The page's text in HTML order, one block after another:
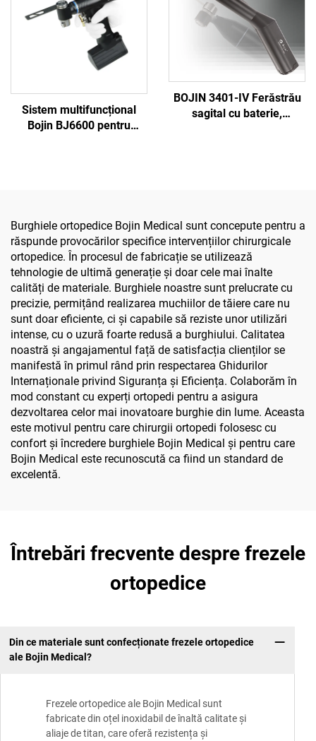
Sistem multifuncțional
Bojin BJ6600 pentru
traumatică și articulară
BOJIN 3401-IV Ferăstrău
sagital cu baterie,
Burghiele ortopedice Bojin Medical sunt concepute pentru a
răspunde provocărilor specifice intervențiilor chirurgicale
ortopedice. În procesul de fabricație se utilizează
tehnologie de ultimă generație și doar cele mai înalte
calități de materiale. Burghiele noastre sunt prelucrate cu
precizie, permițând realizarea muchiilor de tăiere care nu
sunt doar eficiente, ci și capabile să reziste unor utilizări
intense, cu o uzură foarte redusă a burghiului. Calitatea
noastră și angajamentul față de satisfacția clienților se
manifestă în primul rând prin respectarea Ghidurilor
Internaționale privind Siguranța și Eficiența. Colaborăm în
mod constant cu experți ortopedi pentru a asigura
dezvoltarea celor mai inovatoare burghie din lume. Aceasta
este motivul pentru care chirurgii ortopedi folosesc cu
confort și încredere burghiele Bojin Medical și pentru care
Bojin Medical este recunoscută ca fiind un standard de
excelentă.
Întrebări frecvente despre frezele
ortopedice
Din ce materiale sunt confecționate frezele ortopedice
ale Bojin Medical?
Frezele ortopedice ale Bojin Medical sunt
fabricate din oțel inoxidabil de înaltă calitate și
aliaje de titan, care oferă rezistența și